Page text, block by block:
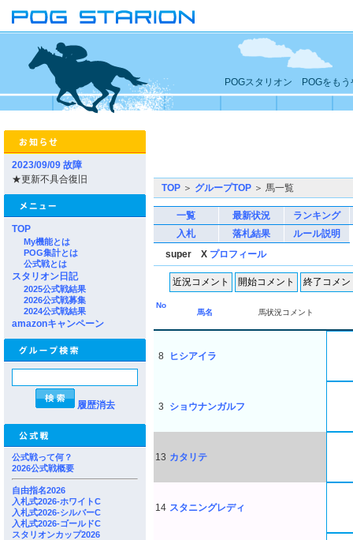
POGスタリオン POGをもう
2023/09/09 故障
★更新不具合復旧
TOP
My機能とは
POG集計とは
公式戦とは
スタリオン日記
2025公式戦結果
2026公式戦募集
2024公式戦結果
amazonキャンペーン
履歴消去
公式戦って何？
2026公式戦概要
自由指名2026
入札式2026-ホワイトC
入札式2026-シルバーC
入札式2026-ゴールドC
スタリオンカップ2026
TOP ＞ グループTOP ＞ 馬一覧
一覧 最新状況
ランキング
入札
落札結果
ルール説明
super X プロフィール
No
馬名
馬状況コメント
8 ヒシアイラ
3 ショウナンガルフ
13 カタリテ
14 スタニングレディ